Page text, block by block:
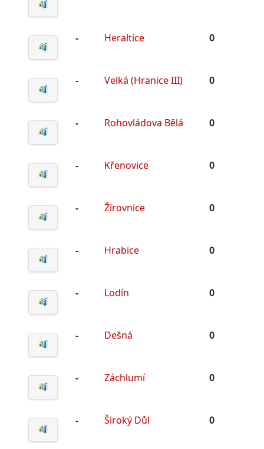
- Heraltice 0
- Velká (Hranice III) 0
- Rohovládova Bělá 0
- Křenovice 0
- Žirovnice 0
- Hrabice 0
- Lodín 0
- Dešná 0
- Záchlumí 0
- Široký Důl 0